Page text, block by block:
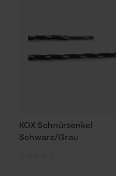
KOX Schnürsenkel
Schwarz/Grau